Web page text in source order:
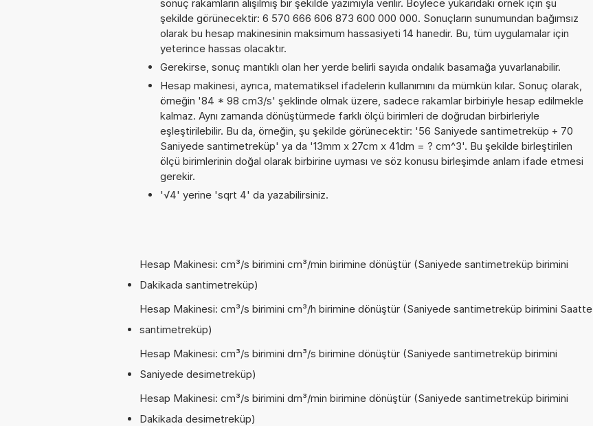
sonuç rakamların alışılmış bir şekilde yazımıyla verilir. Böylece yukarıdaki örnek için şu
şekilde görünecektir: 6 570 666 606 873 600 000 000. Sonuçların sunumundan bağımsız
olarak bu hesap makinesinin maksimum hassasiyeti 14 hanedir. Bu, tüm uygulamalar için
yeterince hassas olacaktır.
Gerekirse, sonuç mantıklı olan her yerde belirli sayıda ondalık basamağa yuvarlanabilir.
Hesap makinesi, ayrıca, matematiksel ifadelerin kullanımını da mümkün kılar. Sonuç olarak,
örneğin '84 * 98 cm3/s' şeklinde olmak üzere, sadece rakamlar birbiriyle hesap edilmekle
kalmaz. Aynı zamanda dönüştürmede farklı ölçü birimleri de doğrudan birbirleriyle
eşleştirilebilir. Bu da, örneğin, şu şekilde görünecektir: '56 Saniyede santimetreküp + 70
Saniyede santimetreküp' ya da '13mm x 27cm x 41dm = ? cm^3'. Bu şekilde birleştirilen
ölçü birimlerinin doğal olarak birbirine uyması ve söz konusu birleşimde anlam ifade etmesi
gerekir.
'√4' yerine 'sqrt 4' da yazabilirsiniz.
Hesap Makinesi: cm³/s birimini cm³/min birimine dönüştür (Saniyede santimetreküp birimini
Dakikada santimetreküp)
Hesap Makinesi: cm³/s birimini cm³/h birimine dönüştür (Saniyede santimetreküp birimini Saatte
santimetreküp)
Hesap Makinesi: cm³/s birimini dm³/s birimine dönüştür (Saniyede santimetreküp birimini
Saniyede desimetreküp)
Hesap Makinesi: cm³/s birimini dm³/min birimine dönüştür (Saniyede santimetreküp birimini
Dakikada desimetreküp)